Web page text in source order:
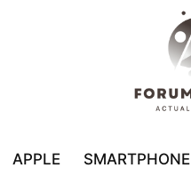
APPLE SMARTPHONE